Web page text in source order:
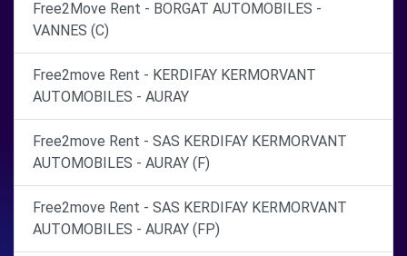
Free2Move Rent - BORGAT AUTOMOBILES -
VANNES (C)
Free2move Rent - KERDIFAY KERMORVANT
AUTOMOBILES - AURAY
Free2move Rent - SAS KERDIFAY KERMORVANT
AUTOMOBILES - AURAY (F)
Free2move Rent - SAS KERDIFAY KERMORVANT
AUTOMOBILES - AURAY (FP)